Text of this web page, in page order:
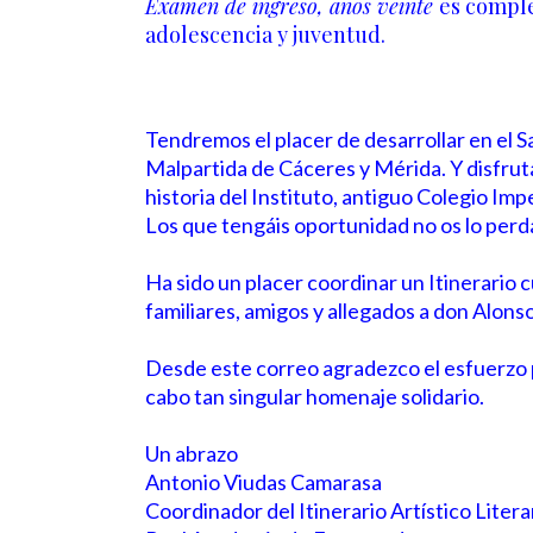
Examen de ingreso, años veinte es
adolescencia y juventud.
Tendremos el placer de desarrollar en el
Malpartida de Cáceres y Mérida. Y
historia del Instituto, antiguo Colegio
Los que tengáis oportunidad no os lo
Ha sido un placer coordinar un Itinerario
familiares, amigos y allegados a don
Desde este correo agradezco el
cabo tan singular homenaje solidario.
Un abrazo
Antonio Viudas Camarasa
Coordinador del Itinerario Artístico